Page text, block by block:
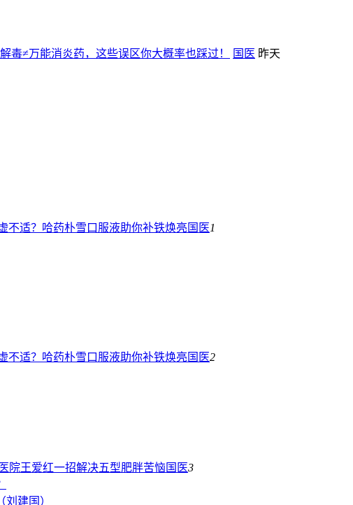
毒≠万能消炎药，这些误区你大概率也踩过！ 国医 昨天
不适？哈药朴雪口服液助你补铁焕亮 国医1
不适？哈药朴雪口服液助你补铁焕亮 国医2
院王爱红一招解决五型肥胖苦恼 国医3
建国）